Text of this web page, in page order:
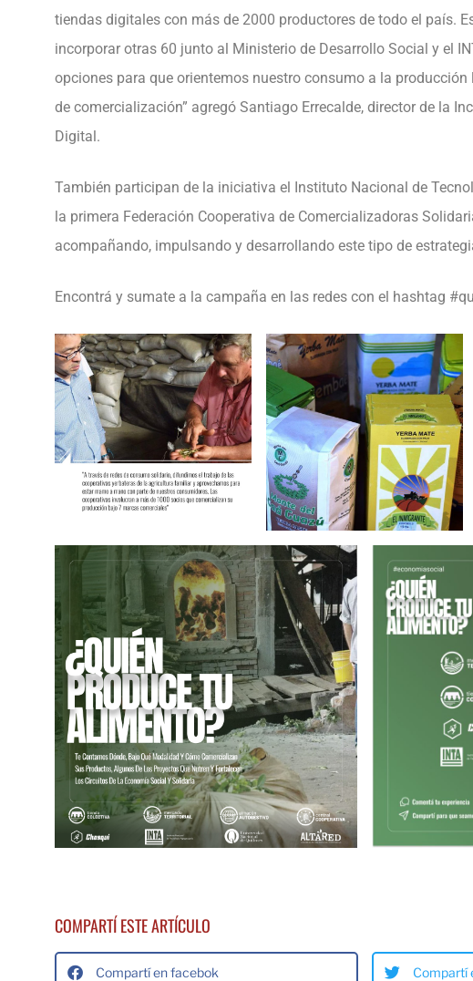
tiendas digitales con más de 2000 productores de todo el país.
incorporar otras 60 junto al Ministerio de Desarrollo Social y el
opciones para que orientemos nuestro consumo a la
de comercialización” agregó Santiago Errecalde, director de la
Digital.
También participan de la iniciativa el Instituto Nacional de
la primera Federación Cooperativa de Comercializadoras
acompañando, impulsando y desarrollando este tipo de
Encontrá y sumate a la campaña en las redes con el hashtag
COMPARTÍ ESTE ARTÍCULO
Compartí en facebok Compartí